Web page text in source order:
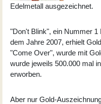
Edelmetall ausgezeichnet.
"Don't Blink", ein Nummer
dem Jahre 2007, erhielt
"Come Over", wurde mit
wurde jeweils 500.000 mal
erworben.
Aber nur Gold-